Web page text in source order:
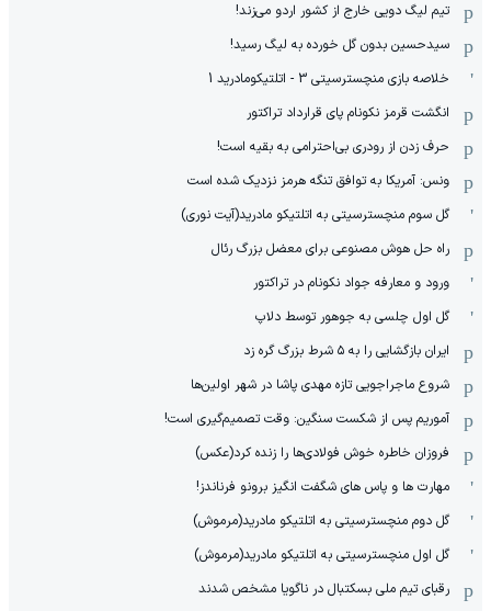
تیم لیگ دویی خارج از کشور اردو می‌زند!
سیدحسین بدون گل خورده به لیگ رسید!
خلاصه بازی منچسترسیتی 3 - اتلتیکومادرید 1
انگشت قرمز نکونام پای قرارداد تراکتور
حرف زدن از رودری بی‌احترامی به بقیه است!
ونس: آمریکا به توافق تنگه هرمز نزدیک شده است
گل سوم منچسترسیتی به اتلتیکو مادرید(آیت نوری)
راه حل هوش مصنوعی برای معضل بزرگ رئال
ورود و معارفه جواد نکونام در تراکتور
گل اول چلسی به جوهور توسط دلاپ
ایران بازگشایی را به ۵ شرط بزرگ گره زد
شروع ماجراجویی تازه مهدی پاشا در شهر اولین‌ها
آموریم پس از شکست سنگین: وقت تصمیم‌گیری است!
فروزان خاطره خوش فولادی‌ها را زنده کرد(عکس)
مهارت ها و پاس های شگفت انگیز برونو فرناندز!
گل دوم منچسترسیتی به اتلتیکو مادرید(مرموش)
گل اول منچسترسیتی به اتلتیکو مادرید(مرموش)
رقبای تیم ملی بسکتبال در ناگویا مشخص‌ شدند